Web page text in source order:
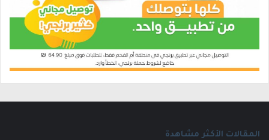
المقالات الأكثر مشاهدة